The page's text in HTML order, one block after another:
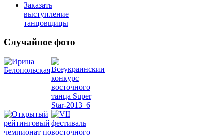
Заказать
выступление
танцовщицы
Случайное фото
Танец